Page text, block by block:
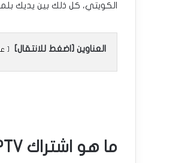
الكويتي، كل ذلك بين يديك
العناوين [اضغط للانتقال]
ما هو اشتراك Aroma 4K IPTV وما يميزه؟